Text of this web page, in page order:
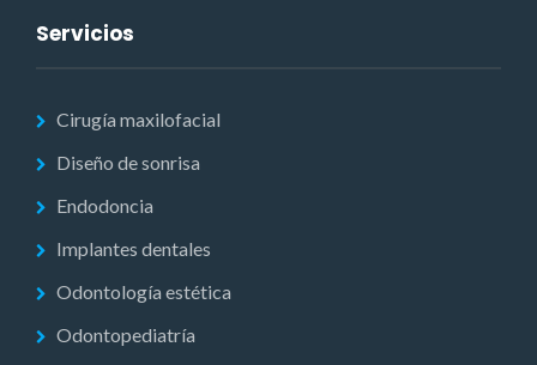
Servicios
Cirugía maxilofacial
Diseño de sonrisa
Endodoncia
Implantes dentales
Odontología estética
Odontopediatría